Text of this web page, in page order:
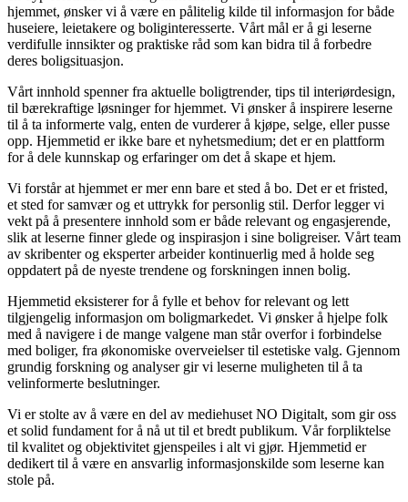
hjemmet, ønsker vi å være en pålitelig kilde til informasjon for både
huseiere, leietakere og boliginteresserte. Vårt mål er å gi leserne
verdifulle innsikter og praktiske råd som kan bidra til å forbedre
deres boligsituasjon.
Vårt innhold spenner fra aktuelle boligtrender, tips til interiørdesign,
til bærekraftige løsninger for hjemmet. Vi ønsker å inspirere leserne
til å ta informerte valg, enten de vurderer å kjøpe, selge, eller pusse
opp. Hjemmetid er ikke bare et nyhetsmedium; det er en plattform
for å dele kunnskap og erfaringer om det å skape et hjem.
Vi forstår at hjemmet er mer enn bare et sted å bo. Det er et fristed,
et sted for samvær og et uttrykk for personlig stil. Derfor legger vi
vekt på å presentere innhold som er både relevant og engasjerende,
slik at leserne finner glede og inspirasjon i sine boligreiser. Vårt team
av skribenter og eksperter arbeider kontinuerlig med å holde seg
oppdatert på de nyeste trendene og forskningen innen bolig.
Hjemmetid eksisterer for å fylle et behov for relevant og lett
tilgjengelig informasjon om boligmarkedet. Vi ønsker å hjelpe folk
med å navigere i de mange valgene man står overfor i forbindelse
med boliger, fra økonomiske overveielser til estetiske valg. Gjennom
grundig forskning og analyser gir vi leserne muligheten til å ta
velinformerte beslutninger.
Vi er stolte av å være en del av mediehuset NO Digitalt, som gir oss
et solid fundament for å nå ut til et bredt publikum. Vår forpliktelse
til kvalitet og objektivitet gjenspeiles i alt vi gjør. Hjemmetid er
dedikert til å være en ansvarlig informasjonskilde som leserne kan
stole på.